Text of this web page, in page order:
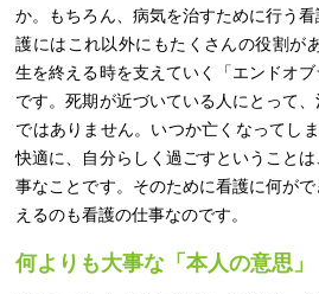
か。もちろん、病気を治すために行う
護にはこれ以外にもたくさんの役割が
生を終える時を支えていく「エンドオ
です。死期が近づいている人にとって
ではありません。いつか亡くなってし
快適に、自分らしく過ごすということ
事なことです。そのために看護に何が
えるのも看護の仕事なのです。
何よりも大事な「本人の意思」